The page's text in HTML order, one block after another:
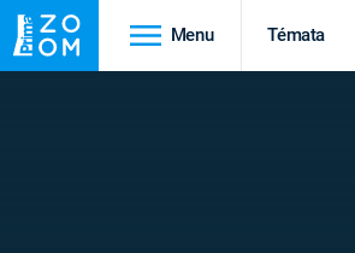
Menu Témata